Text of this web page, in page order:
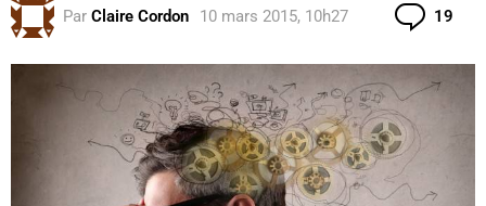
Par Claire Cordon 10 mars 2015, 10h27 19